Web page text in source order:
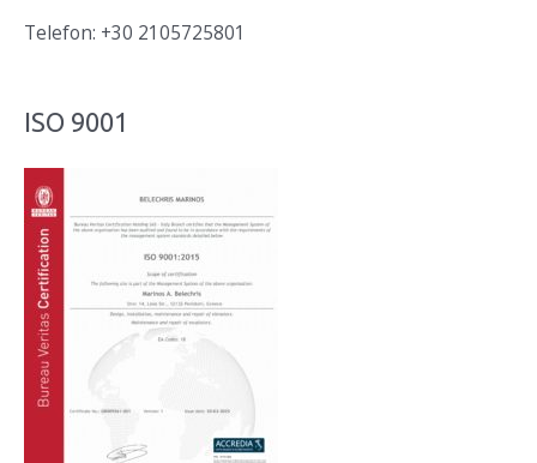
h
Telefon: +30 2105725801
ISO 9001